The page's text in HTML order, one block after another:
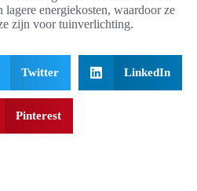
energiekosten, waardoor ze
zijn voor tuinverlichting.
Twitter LinkedIn
Pinterest